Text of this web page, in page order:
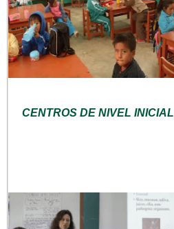
CENTROS DE NIVEL INICIAL